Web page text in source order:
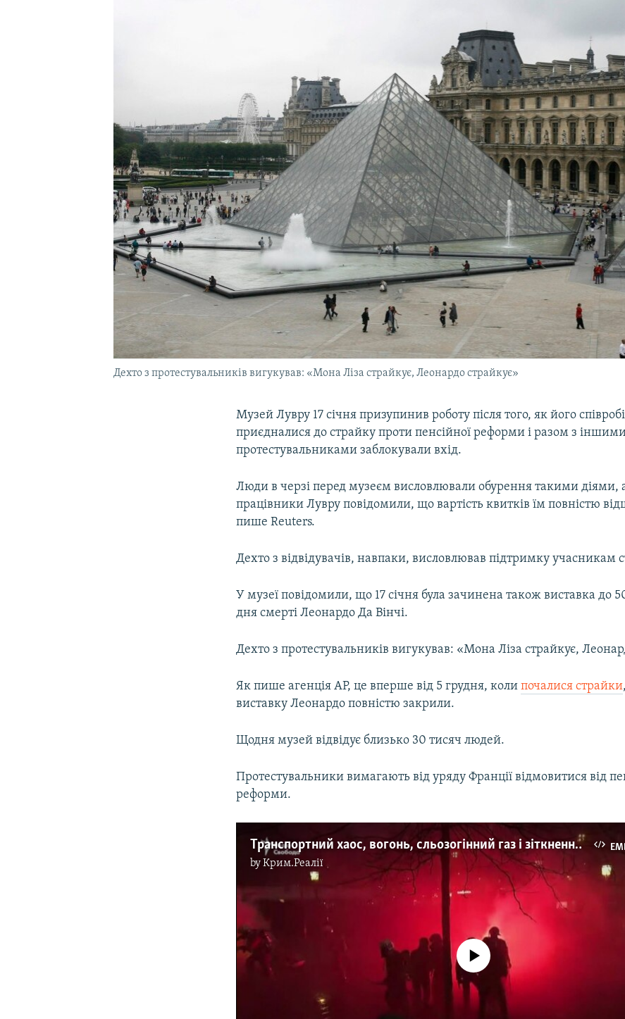
Дехто з протестувальників вигукував: «Мона Ліза страйкує, Леонардо страйкує»
Музей Лувру 17 січня призупинив роботу після того, як його
приєдналися до страйку проти пенсійної реформи і разом з
протестувальниками заблокували вхід.
Люди в черзі перед музеєм висловлювали обурення такими діями,
працівники Лувру повідомили, що вартість квитків їм повністю
пише Reuters.
Дехто з відвідувачів, навпаки, висловлював підтримку учасникам
У музеї повідомили, що 17 січня була зачинена також виставка до
дня смерті Леонардо Да Вінчі.
Дехто з протестувальників вигукував: «Мона Ліза страйкує,
Як пише агенція AP, це вперше від 5 грудня, колипочалися страйки
виставку Леонардо повністю закрили.
Щодня музей відвідує близько 30 тисяч людей.
Протестувальники вимагають від уряду Франції відмовитися від
реформи.
Транспортний хаос, вогонь, сльозогінний газ і зіткнення. Франція страйкує проти пенсійної реформи – відео
byКрим.Реалії
No media source currently available